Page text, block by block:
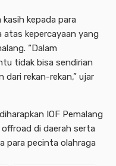
kepada para
kepercayaan yang
“Dalam
tidak bisa sendirian
rekan-rekan,” ujar
IOF Pemalang
di daerah serta
para pecinta olahraga